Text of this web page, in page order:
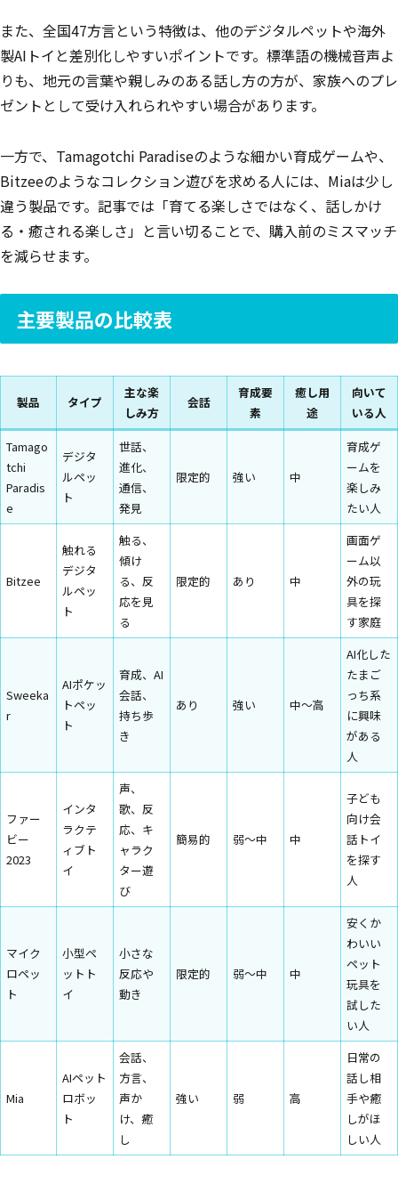
また、全国47方言という特徴は、他のデジタルペットや海外
製AIトイと差別化しやすいポイントです。標準語の機械音声よ
りも、地元の言葉や親しみのある話し方の方が、家族へのプレ
ゼントとして受け入れられやすい場合があります。
一方で、Tamagotchi Paradiseのような細かい育成ゲームや、
Bitzeeのようなコレクション遊びを求める人には、Miaは少し
違う製品です。記事では「育てる楽しさではなく、話しかけ
る・癒される楽しさ」と言い切ることで、購入前のミスマッチ
を減らせます。
主要製品の比較表
製品 タイプ
主な楽
しみ方
会話
育成要
素
癒し用
途
向いて
いる人
Tamago
tchi
Paradis
e
デジタ
ルペッ
ト
世話、
進化、
通信、
発見
限定的 強い 中
育成ゲ
ームを
楽しみ
たい人
Bitzee
触れる
デジタ
ルペッ
ト
触る、
傾け
る、反
応を見
る
限定的 あり 中
画面ゲ
ーム以
外の玩
具を探
す家庭
Sweeka
r
AIポケッ
トペッ
ト
育成、AI
会話、
持ち歩
き
あり 強い 中〜高
AI化した
たまご
っち系
に興味
がある
人
ファー
ビー
2023
インタ
ラクテ
ィブト
イ
声、
歌、反
応、キ
ャラク
ター遊
び
簡易的 弱〜中 中
子ども
向け会
話トイ
を探す
人
マイク
ロペッ
ト
小型ペ
ットト
イ
小さな
反応や
動き
限定的 弱〜中 中
安くか
わいい
ペット
玩具を
試した
い人
Mia
AIペット
ロボッ
ト
会話、
方言、
声か
け、癒
し
強い 弱 高
日常の
話し相
手や癒
しがほ
しい人